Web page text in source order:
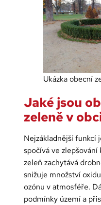
Ukázka obecní
Jaké jsou
zeleně v
Nejzákladnější funkcí
spočívá ve
zeleň zachytává
snižuje množství
ozónu v atmosféře.
podmínky území a